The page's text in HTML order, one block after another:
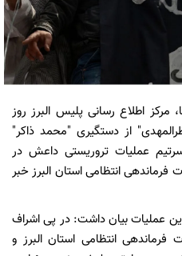
مرکز اطلاع رسانی پلیس البرز روز
از دستگیری "محمد ذاکر"
عملیات تروریستی داعش در
انتظامی استان البرز خبر
عملیات بیان داشت: در پی اشراف
فرماندهی انتظامی استان البرز و